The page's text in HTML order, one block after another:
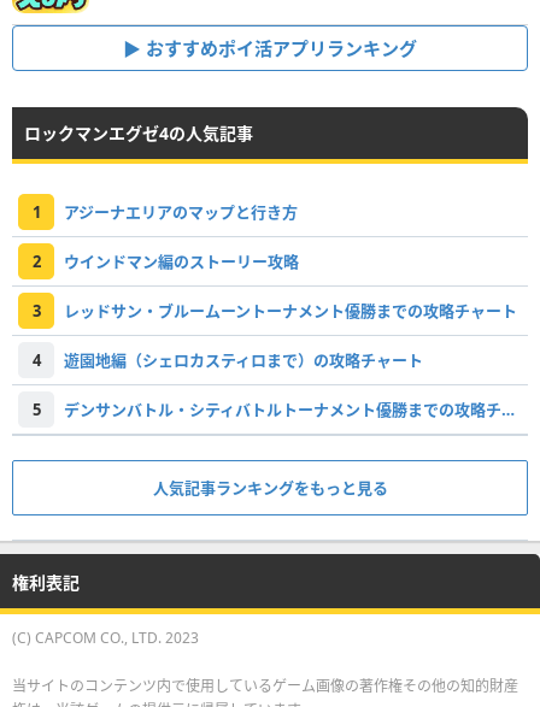
おすすめポイ活アプリランキング
ロックマンエグゼ4の人気記事
1 アジーナエリアのマップと行き方
2 ウインドマン編のストーリー攻略
3 レッドサン・ブルームーントーナメント優勝までの攻略チャート
4 遊園地編（シェロカスティロまで）の攻略チャート
5 デンサンバトル・シティバトルトーナメント優勝までの攻略チャート
人気記事ランキングをもっと見る
権利表記
(C) CAPCOM CO., LTD. 2023
当サイトのコンテンツ内で使用しているゲーム画像の著作権その他の知的財産